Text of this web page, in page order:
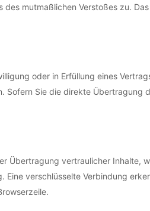
mutmaßlichen Verstoßes zu.
oder in Erfüllung eines
Sofern Sie die direkte
Übertragung vertraulicher Inhalte,
verschlüsselte Verbindung